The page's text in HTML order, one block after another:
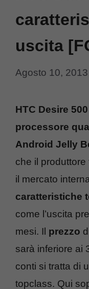
uscita
Agosto 10, 2013
HTC Desire 500
processore
Android Jelly
che il
il mercato
caratteristiche
come l’uscita
mesi. Il prezzo
sarà inferiore ai
conti si tratta di
topclass. Qui